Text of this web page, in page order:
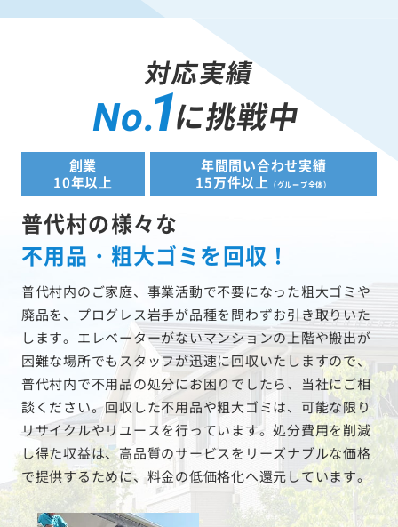
対応実績
No.1に挑戦中
創業
10年以上
年間問い合わせ実績
15万件以上
（グループ全体）
普代村の様々な
不用品・粗大ゴミを回収！
普代村内のご家庭、事業活動で不要になった粗大ゴミや
廃品を、プログレス岩手が品種を問わずお引き取りいた
します。エレベーターがないマンションの上階や搬出が
困難な場所でもスタッフが迅速に回収いたしますので、
普代村内で不用品の処分にお困りでしたら、当社にご相
談ください。回収した不用品や粗大ゴミは、可能な限り
リサイクルやリユースを行っています。処分費用を削減
し得た収益は、高品質のサービスをリーズナブルな価格
で提供するために、料金の低価格化へ還元しています。